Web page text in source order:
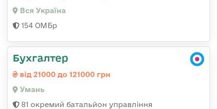
Вся Україна
154 ОМБр
Бухгалтер
від 21000 до 121000 грн
Умань
81 окремий батальйон управління